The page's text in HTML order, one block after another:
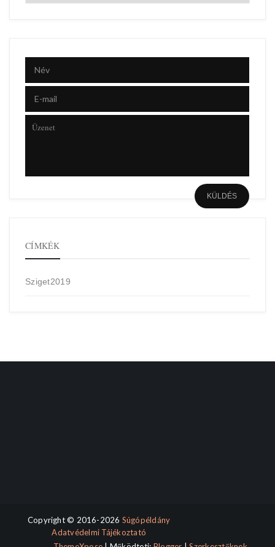
CÍMKÉK
Sziget2019
Copyright © 2016-2026 Súgópéldány
Adatvédelmi Tájékoztató